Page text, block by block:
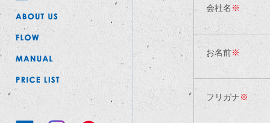
会社名 ※
お名前※
フリガナ※